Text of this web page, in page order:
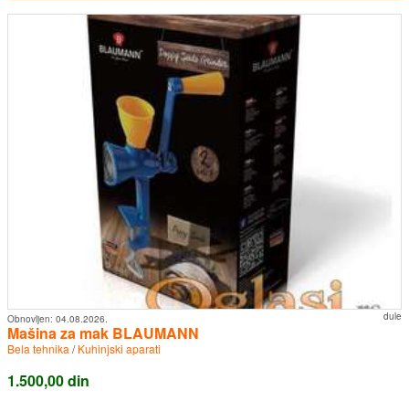
dule
Obnovljen: 04.08.2026.
Mašina za mak BLAUMANN
Bela tehnika /Kuhinjski aparati
1.500,00 din